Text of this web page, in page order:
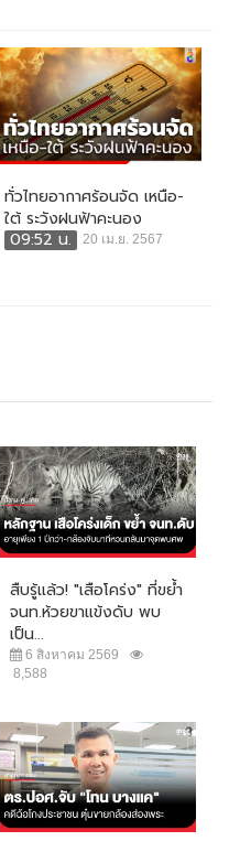
ทั่วไทยอากาศร้อนจัด เหนือ-
ใต้ ระวังฝนฟ้าคะนอง
09:52 น.
20 เม.ย. 2567
สืบรู้แล้ว! "เสือโคร่ง" ที่ขย้ำ
จนท.ห้วยขาแข้งดับ พบ
เป็น...
6 สิงหาคม 2569
8,588